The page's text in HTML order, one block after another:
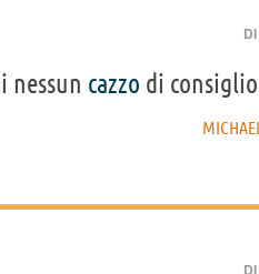
nessun cazzo di